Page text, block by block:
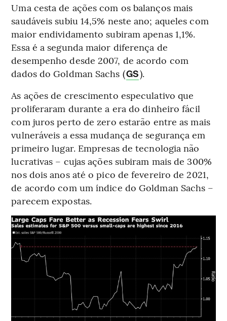
Uma cesta de ações com os balanços mais
saudáveis subiu 14,5% neste ano; aqueles com
maior endividamento subiram apenas 1,1%.
Essa é a segunda maior diferença de
desempenho desde 2007, de acordo com
dados do Goldman Sachs (GS).
As ações de crescimento especulativo que
proliferaram durante a era do dinheiro fácil
com juros perto de zero estarão entre as mais
vulneráveis a essa mudança de segurança em
primeiro lugar. Empresas de tecnologia não
lucrativas – cujas ações subiram mais de 300%
nos dois anos até o pico de fevereiro de 2021,
de acordo com um índice do Goldman Sachs –
parecem expostas.